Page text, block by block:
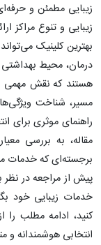
زیبایی مطمئن و
زیبایی و تنوع مراکز
بهترین کلینیک
درمان، محیط
هستند که نقش مهمی
مسیر، شناخت
راهنمای موثری برای
مقاله، به بررسی
برجسته‌ای که خدمات
پیش از مراجعه در نظر
خدمات زیبایی خود
کنید، ادامه مطلب
انتخابی هوشمندانه و